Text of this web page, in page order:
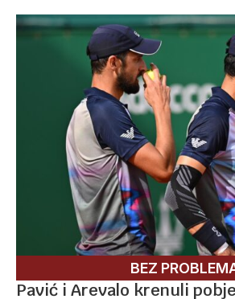
BEZ
Pavić i Arevalo krenuli